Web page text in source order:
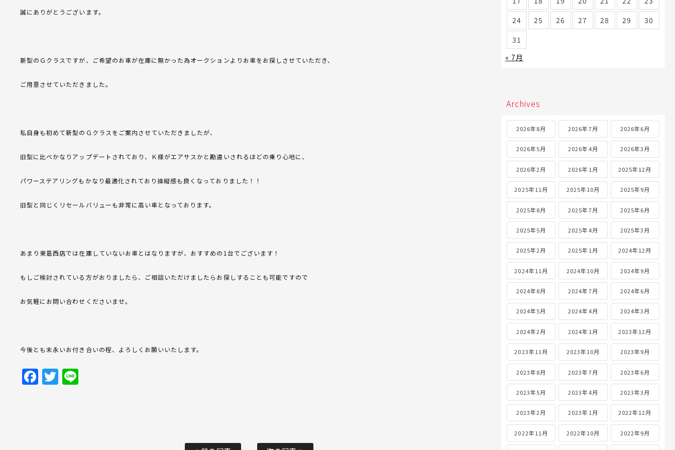
誠にありがとうございます。
新型のＧクラスですが、ご希望のお車が在庫に無かった為オークションよりお車をお探しさせていただき、
ご用意させていただきました。
私自身も初めて新型のＧクラスをご案内させていただきましたが、
旧型に比べかなりアップデートされており、Ｋ様がエアサスかと勘違いされるほどの乗り心地に、
パワーステアリングもかなり最適化されており操縦感も良くなっておりました！！
旧型と同じくリセールバリューも非常に高い車となっております。
あまり東葛西店では在庫していないお車とはなりますが、おすすめの1台でございます！
もしご検討されている方がおりましたら、ご相談いただけましたらお探しすることも可能ですので
お気軽にお問い合わせくださいませ。
今後とも末永いお付き合いの程、よろしくお願いいたします。
Facebook
Twitter
24
25 26 27 28 29
30
31
« 7月
Archives
2026年8月 2026年7月 2026年6月
2026年5月 2026年4月 2026年3月
2026年2月 2026年1月 2025年12月
2025年11月 2025年10月 2025年9月
2025年8月 2025年7月 2025年6月
2025年5月 2025年4月 2025年3月
2025年2月 2025年1月 2024年12月
2024年11月 2024年10月 2024年9月
2024年8月 2024年7月 2024年6月
2024年5月 2024年4月 2024年3月
2024年2月 2024年1月 2023年12月
2023年11月 2023年10月 2023年9月
2023年8月 2023年7月 2023年6月
2023年5月 2023年4月 2023年3月
2023年2月 2023年1月 2022年12月
2022年11月 2022年10月 2022年9月